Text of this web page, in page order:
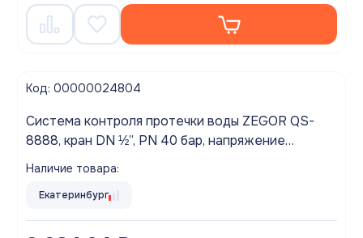
Код: 00000024804
Система контроля протечки воды ZEGOR QS-
8888, кран DN ½”, PN 40 бар, напряжение
питания 230 В (± 10 В/50 Гц)
Наличие товара:
Екатеринбург